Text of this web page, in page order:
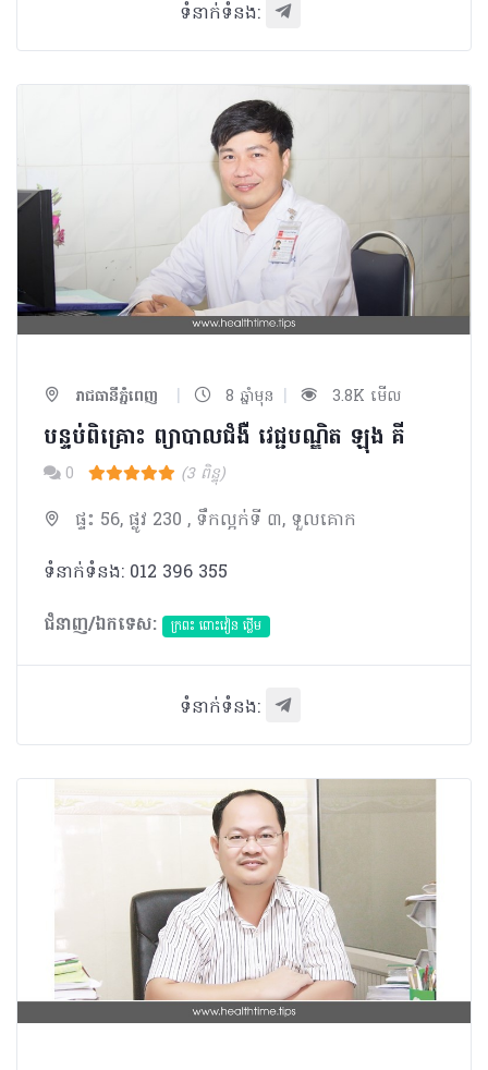
ទំនាក់ទំនង:
រាជធានីភ្នំពេញ | 8 ឆ្នាំមុន | 3.8K មើល
បន្ទប់ពិគ្រោះ ព្យាបាលជំងឺ វេជ្ជបណ្ឌិត ឡុង គី
0 (3 ពិន្ទុ)
ផ្ទះ 56, ផ្លូវ 230 , ទឹកល្អក់ទី ៣, ទួលគោក
ទំនាក់ទំនង: 012 396 355
ជំនាញ/ឯកទេស:
ក្រពះ ពោះវៀន ថ្លើម
ទំនាក់ទំនង: